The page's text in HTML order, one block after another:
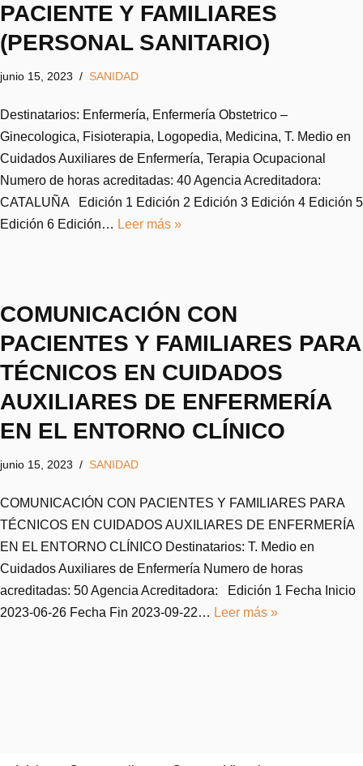
PACIENTE Y FAMILIARES
(PERSONAL SANITARIO)
junio 15, 2023 SANIDAD
Destinatarios: Enfermería, Enfermería Obstetrico –
Ginecologica, Fisioterapia, Logopedia, Medicina, T. Medio en
Cuidados Auxiliares de Enfermería, Terapia Ocupacional
Numero de horas acreditadas: 40 Agencia Acreditadora:
CATALUÑA Edición 1 Edición 2 Edición 3 Edición 4 Edición 5
Edición 6 Edición… Leer más »
COMUNICACIÓN CON
PACIENTES Y FAMILIARES PARA
TÉCNICOS EN CUIDADOS
AUXILIARES DE ENFERMERÍA
EN EL ENTORNO CLÍNICO
junio 15, 2023 SANIDAD
COMUNICACIÓN CON PACIENTES Y FAMILIARES PARA
TÉCNICOS EN CUIDADOS AUXILIARES DE ENFERMERÍA
EN EL ENTORNO CLÍNICO Destinatarios: T. Medio en
Cuidados Auxiliares de Enfermería Numero de horas
acreditadas: 50 Agencia Acreditadora: Edición 1 Fecha Inicio
2023-06-26 Fecha Fin 2023-09-22… Leer más »